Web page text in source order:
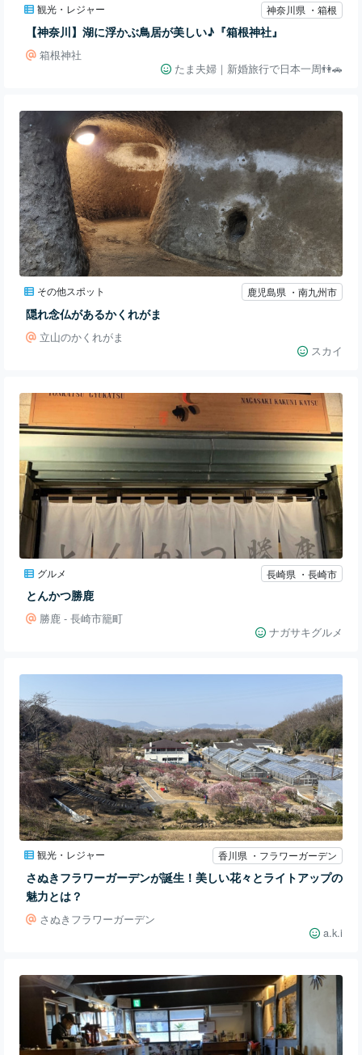
観光・レジャー 神奈川県 ・箱根
【神奈川】湖に浮かぶ鳥居が美しい♪『箱根神社』
箱根神社
たま夫婦｜新婚旅行で日本一周👫🚗
その他スポット 鹿児島県 ・南九州市
隠れ念仏があるかくれがま
立山のかくれがま
スカイ
グルメ 長崎県 ・長崎市
とんかつ勝鹿
勝鹿 - 長崎市籠町
ナガサキグルメ
観光・レジャー 香川県 ・フラワーガーデン
さぬきフラワーガーデンが誕生！美しい花々とライトアップの
魅力とは？
さぬきフラワーガーデン
a.k.i